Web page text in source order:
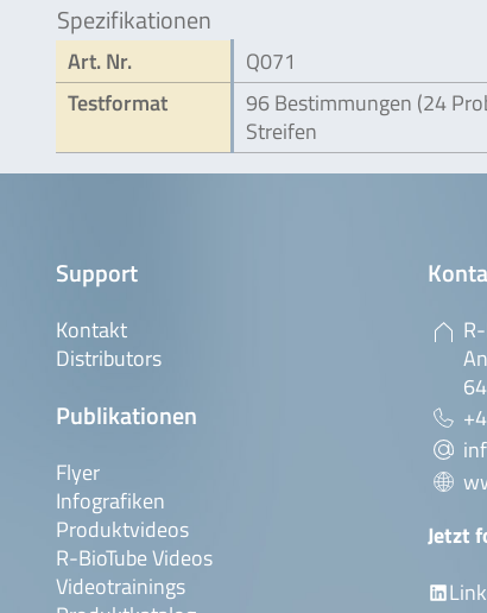
Spezifikationen
Art. Nr.
Q071
Testformat
96 Bestimmungen (24
Streifen
Support
Kontakt
Distributors
Publikationen
Flyer
Infografiken
Produktvideos
R-BioTube Videos
Videotrainings
Jetzt